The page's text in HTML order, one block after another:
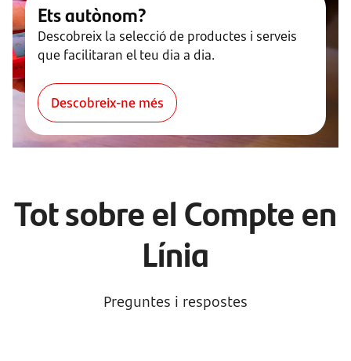
Ets autònom?
Descobreix la selecció de productes i serveis
que facilitaran el teu dia a dia.
Descobreix-ne més
Tot sobre el Compte en
Línia
Preguntes i respostes